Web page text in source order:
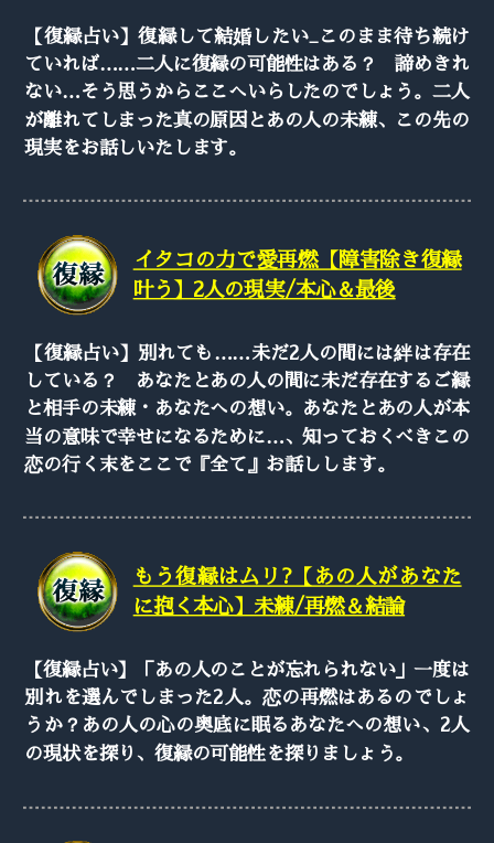
【復縁占い】復縁して結婚したい_このまま待ち続け
ていれば……二人に復縁の可能性はある？ 諦めきれ
ない…そう思うからここへいらしたのでしょう。二人
が離れてしまった真の原因とあの人の未練、この先の
現実をお話しいたします。
イタコの力で愛再燃【障害除き復縁
叶う】2人の現実/本心＆最後
【復縁占い】別れても……未だ2人の間には絆は存在
している？ あなたとあの人の間に未だ存在するご縁
と相手の未練・あなたへの想い。あなたとあの人が本
当の意味で幸せになるために…、知っておくべきこの
恋の行く末をここで『全て』お話しします。
もう復縁はムリ?【あの人があなた
に抱く本心】未練/再燃＆結論
【復縁占い】「あの人のことが忘れられない」一度は
別れを選んでしまった2人。恋の再燃はあるのでしょ
うか？あの人の心の奥底に眠るあなたへの想い、2人
の現状を探り、復縁の可能性を探りましょう。